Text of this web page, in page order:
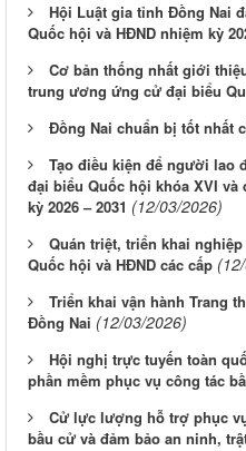
Hội Luật gia tỉnh Đồng Nai
Quốc hội và HĐND nhiệm kỳ
Cơ bản thống nhất giới
trung ương ứng cử đại biểu
Đồng Nai chuẩn bị tốt nhất
Tạo điều kiện để người lao
đại biểu Quốc hội khóa XVI và
kỳ 2026 – 2031 (12/03/2026)
Quán triệt, triển khai
Quốc hội và HĐND các cấp
Triển khai vận hành Trang
Đồng Nai (12/03/2026)
Hội nghị trực tuyến toàn
phần mềm phục vụ công tác
Cử lực lượng hỗ trợ phục
bầu cử và đảm bảo an ninh,